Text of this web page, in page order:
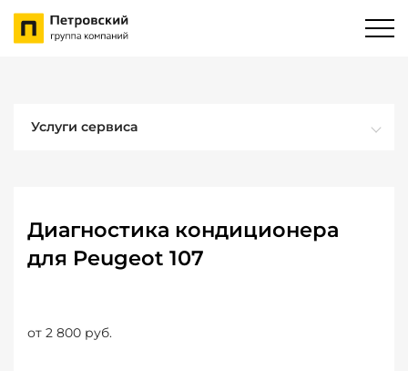
Услуги сервиса
Диагностика кондиционера
для Peugeot 107
от 2 800 руб.